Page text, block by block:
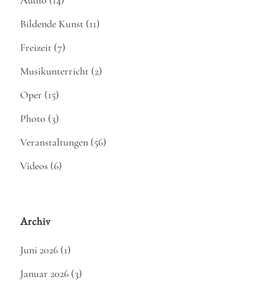
Bildende Kunst (11)
Freizeit (7)
Musikunterricht (2)
Oper (15)
Photo (3)
Veranstaltungen (56)
Videos (6)
Archiv
Juni 2026 (1)
Januar 2026 (3)